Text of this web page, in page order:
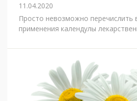
11.04.2020
Просто невозможно перечислить
применения календулы